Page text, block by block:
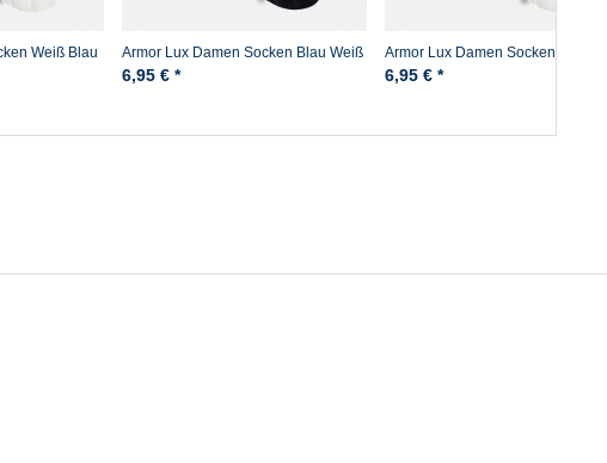
Weiß Blau
Loer
Armor Lux Damen Socken Blau Weiß
Gestreift Chaussettes Nona
6,95 € *
Armor Lux Damen Socken Weiß
Gestreift Chaussettes Nona
6,95 € *